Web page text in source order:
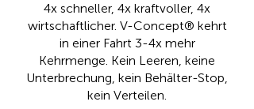
4x schneller, 4x kraftvoller, 4x
wirtschaftlicher. V-Concept® kehrt
in einer Fahrt 3-4x mehr
Kehrmenge. Kein Leeren, keine
Unterbrechung, kein Behälter-Stop,
kein Verteilen.